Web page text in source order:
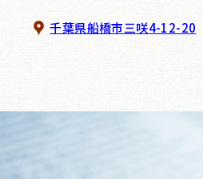
千葉県船橋市三咲4-12-20